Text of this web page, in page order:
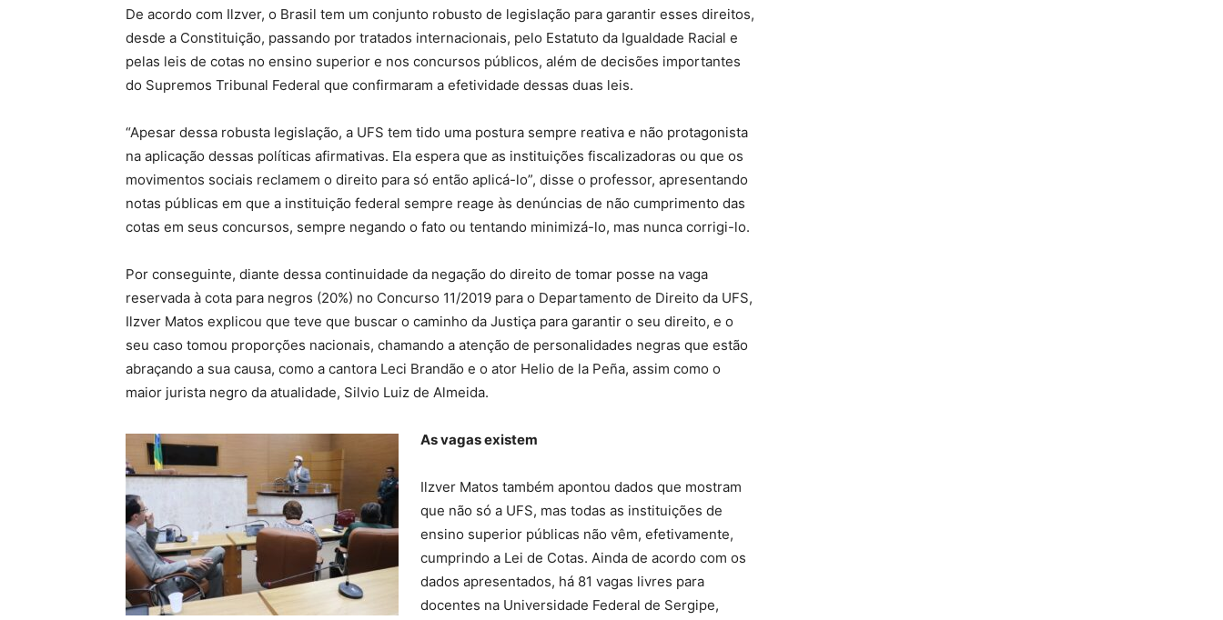
De acordo com Ilzver, o Brasil tem um conjunto robusto de legislação para garantir esses direitos,
desde a Constituição, passando por tratados internacionais, pelo Estatuto da Igualdade Racial e
pelas leis de cotas no ensino superior e nos concursos públicos, além de decisões importantes
do Supremos Tribunal Federal que confirmaram a efetividade dessas duas leis.
“Apesar dessa robusta legislação, a UFS tem tido uma postura sempre reativa e não protagonista
na aplicação dessas políticas afirmativas. Ela espera que as instituições fiscalizadoras ou que os
movimentos sociais reclamem o direito para só então aplicá-lo”, disse o professor, apresentando
notas públicas em que a instituição federal sempre reage às denúncias de não cumprimento das
cotas em seus concursos, sempre negando o fato ou tentando minimizá-lo, mas nunca corrigi-lo.
Por conseguinte, diante dessa continuidade da negação do direito de tomar posse na vaga
reservada à cota para negros (20%) no Concurso 11/2019 para o Departamento de Direito da UFS,
Ilzver Matos explicou que teve que buscar o caminho da Justiça para garantir o seu direito, e o
seu caso tomou proporções nacionais, chamando a atenção de personalidades negras que estão
abraçando a sua causa, como a cantora Leci Brandão e o ator Helio de la Peña, assim como o
maior jurista negro da atualidade, Silvio Luiz de Almeida.
As vagas existem
Ilzver Matos também apontou dados que mostram
que não só a UFS, mas todas as instituições de
ensino superior públicas não vêm, efetivamente,
cumprindo a Lei de Cotas. Ainda de acordo com os
dados apresentados, há 81 vagas livres para
docentes na Universidade Federal de Sergipe,